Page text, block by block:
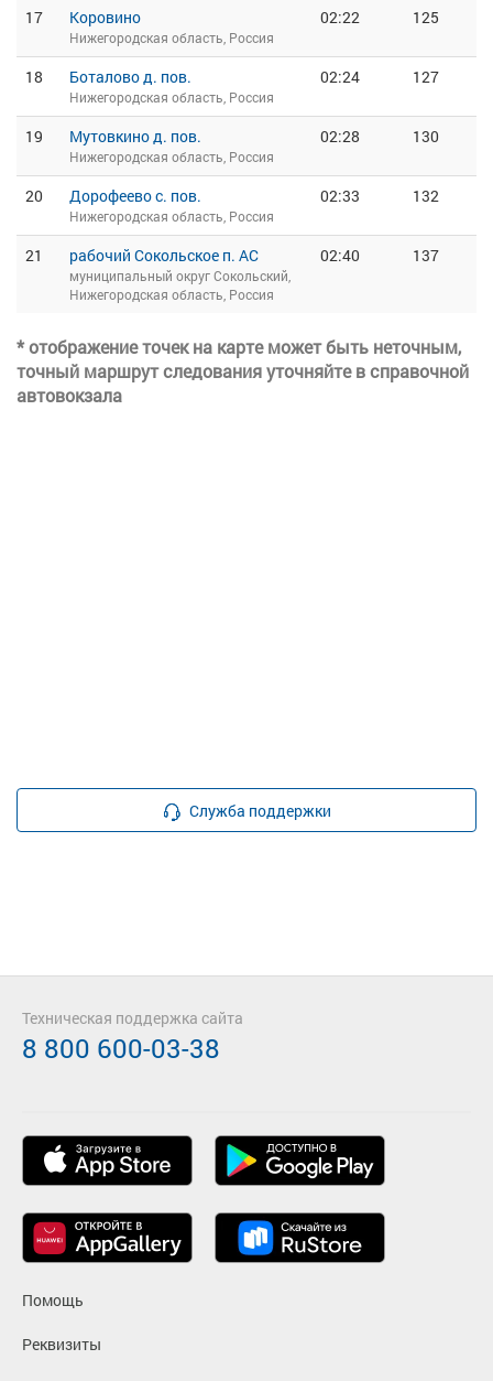
17 Коровино
Нижегородская область, Россия
02:22 125
18 Боталово д. пов.
Нижегородская область, Россия
02:24 127
19 Мутовкино д. пов.
Нижегородская область, Россия
02:28 130
20 Дорофеево с. пов.
Нижегородская область, Россия
02:33 132
21 рабочий Сокольское п. АС
муниципальный округ Сокольский,
Нижегородская область, Россия
02:40 137
* отображение точек на карте может быть неточным,
точный маршрут следования уточняйте в справочной
автовокзала
Служба поддержки
Помощь
Реквизиты
Техническая поддержка сайта
8 800 600-03-38